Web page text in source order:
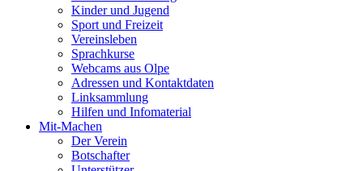
Kinder und Jugend
Sport und Freizeit
Vereinsleben
Sprachkurse
Webcams aus Olpe
Adressen und Kontaktdaten
Linksammlung
Hilfen und Infomaterial
Mit-Machen
Der Verein
Botschafter